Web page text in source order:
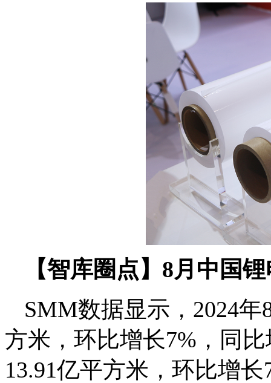
【智库圈点】8月中国
SMM数据显示，2024
方米，环比增长7%，同
13.91亿平方米，环比增